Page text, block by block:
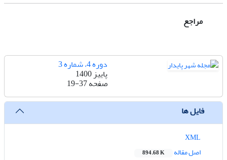
مراجع
دوره 4، شماره 3
پاییز 1400
صفحه19-37
فایل ها
اصل مقاله
894.68 K